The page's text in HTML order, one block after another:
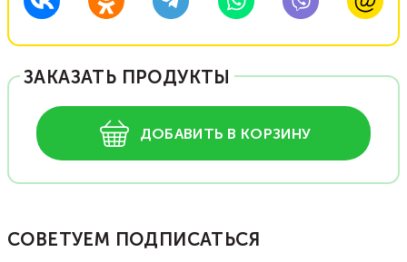
ЗАКАЗАТЬ ПРОДУКТЫ
ДОБАВИТЬ В КОРЗИНУ
СОВЕТУЕМ ПОДПИСАТЬСЯ